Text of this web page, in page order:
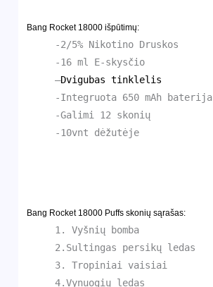
Bang Rocket 18000 išpūtimų:
-2/5% Nikotino Druskos
-16 ml E-skysčio
–Dvigubas tinklelis
-Integruota 650 mAh baterija
-Galimi 12 skonių
-10vnt dėžutėje
Bang Rocket 18000 Puffs skonių sąrašas:
1. Vyšnių bomba
2.Sultingas persikų ledas
3. Tropiniai vaisiai
4.Vynuogių ledas